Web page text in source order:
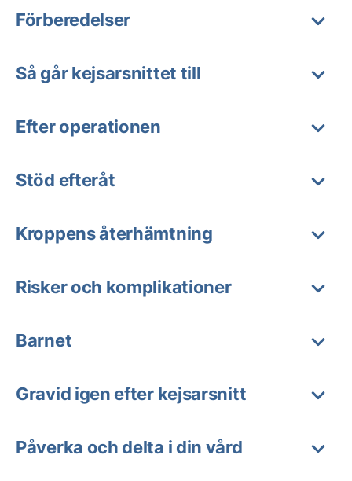
Förberedelser
Så går kejsarsnittet till
Efter operationen
Stöd efteråt
Kroppens återhämtning
Risker och komplikationer
Barnet
Gravid igen efter kejsarsnitt
Påverka och delta i din vård